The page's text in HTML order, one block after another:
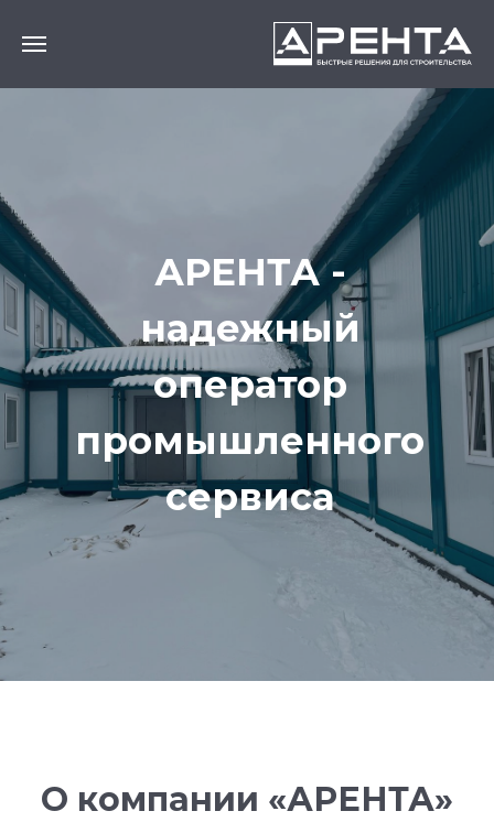
АРЕНТА -
надежный
оператор
промышленного
сервиса
О компании «АРЕНТА»